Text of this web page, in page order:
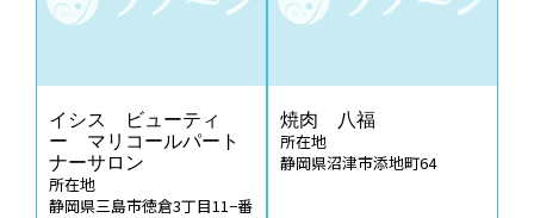
イシス ビューティ
ー マリコールパート
ナーサロン
所在地
静岡県三島市徳倉3丁目11−番
焼肉 八福
所在地
静岡県沼津市添地町64